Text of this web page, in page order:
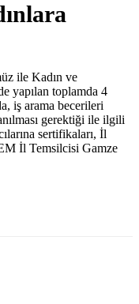
ile Kadın ve
yapılan toplamda 4
iş arama becerileri
gerektiği ile ilgili
sertifikaları, İl
İl Temsilcisi Gamze